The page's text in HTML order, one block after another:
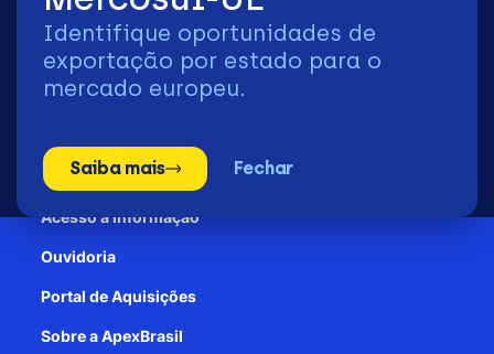
Identifique oportunidades de
exportação por estado para o
mercado europeu.
Saiba mais Fechar
2026 | © Todos os Direitos Reservados - ApexBrasil
Patrocínio
Acesso à informação
Ouvidoria
Portal de Aquisições
Sobre a ApexBrasil